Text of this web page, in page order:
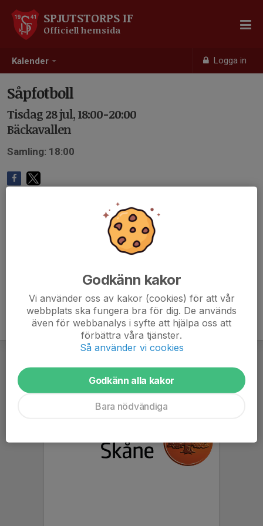
Kalender Logga in
SPJUTSTORPS IF
Officiell hemsida
Såpfotboll
Tisdag 28 jul, 18:00-20:00
Bäckavallen
Samling: 18:00
Godkänn kakor
Vi använder oss av kakor (cookies) för att vår
webbplats ska fungera bra för dig. De används
även för webbanalys i syfte att hjälpa oss att
förbättra våra tjänster.
Så använder vi cookies
Godkänn alla kakor
Bara nödvändiga